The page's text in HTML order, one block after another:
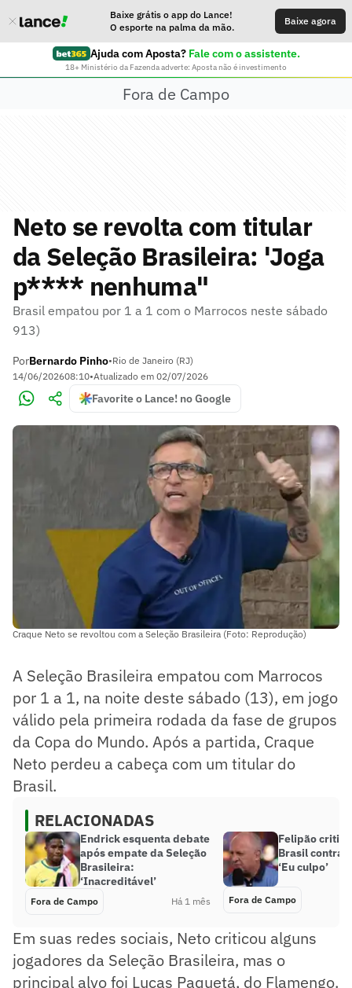
Baixe grátis o app do Lance!
O esporte na palma da mão.
Baixe agora
Ajuda com Aposta? Fale com o assistente.
18+ Ministério da Fazenda adverte: Aposta não é investimento
Fora de Campo
Neto se revolta com titular
da Seleção Brasileira: 'Joga
p**** nenhuma"
Brasil empatou por 1 a 1 com o Marrocos neste sábado
913)
PorBernardo Pinho•Rio de Janeiro (RJ)
14/06/202608:10•Atualizado em 02/07/2026
Favorite o Lance! no Google
Craque Neto se revoltou com a Seleção Brasileira (Foto: Reprodução)
A Seleção Brasileira empatou com Marrocos
por 1 a 1, na noite deste sábado (13), em jogo
válido pela primeira rodada da fase de grupos
da Copa do Mundo. Após a partida, Craque
Neto perdeu a cabeça com um titular do
Brasil.
RELACIONADAS
Endrick esquenta debate
após empate da Seleção
Brasileira:
‘Inacreditável’
Fora de Campo Há 1 mês
Felipão
Brasil contra
‘Eu culpo’
Fora de Campo
Em suas redes sociais, Neto criticou alguns
jogadores da Seleção Brasileira, mas o
principal alvo foi Lucas Paquetá, do Flamengo.